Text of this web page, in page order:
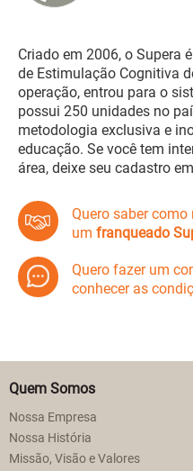
Criado em 2006, o Supera
de Estimulação Cognitiva
operação, entrou para o
possui 250 unidades no
metodologia exclusiva e
educação. Se você tem
área, deixe seu cadastro
Quero saber como
um franqueado
Quero fazer um
conhecer as
Quem Somos
Nossa Empresa
Nossa História
Missão, Visão e Valores